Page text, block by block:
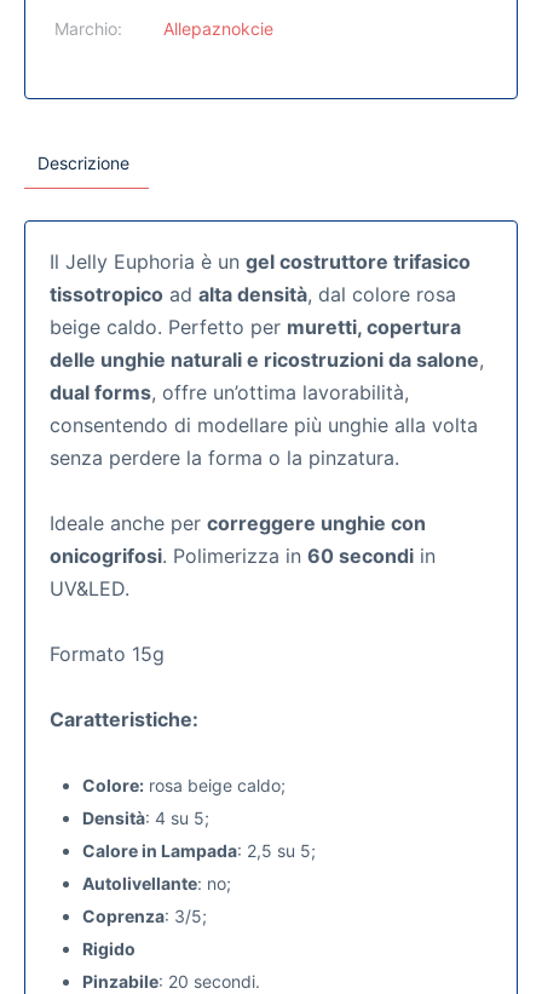
Marchio:
Allepaznokcie
Descrizione
Il Jelly Euphoria è un gel costruttore trifasico
tissotropico ad alta densità, dal colore rosa
beige caldo. Perfetto per muretti, copertura
delle unghie naturali e ricostruzioni da salone,
dual forms, offre un’ottima lavorabilità,
consentendo di modellare più unghie alla volta
senza perdere la forma o la pinzatura.
Ideale anche per correggere unghie con
onicogrifosi. Polimerizza in 60 secondi in
UV&LED.
Formato 15g
Caratteristiche:
Colore: rosa beige caldo;
Densità: 4 su 5;
Calore in Lampada: 2,5 su 5;
Autolivellante: no;
Coprenza: 3/5;
Rigido
Pinzabile: 20 secondi.